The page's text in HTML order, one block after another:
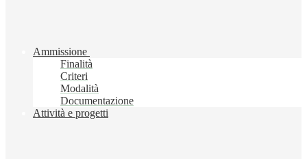
Ammissione
Finalità
Criteri
Modalità
Documentazione
Attività e progetti